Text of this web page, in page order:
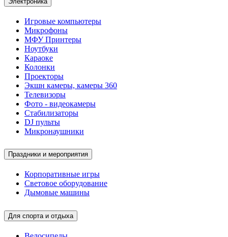
Игровые компьютеры
Микрофоны
МФУ Принтеры
Ноутбуки
Караоке
Колонки
Проекторы
Экшн камеры, камеры 360
Телевизоры
Фото - видеокамеры
Стабилизаторы
DJ пульты
Микронаушники
Праздники и мероприятия
Корпоративные игры
Световое оборудование
Дымовые машины
Для спорта и отдыха